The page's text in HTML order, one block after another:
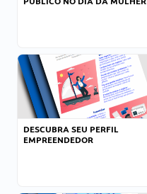
DESCUBRA SEU PERFIL
EMPREENDEDOR